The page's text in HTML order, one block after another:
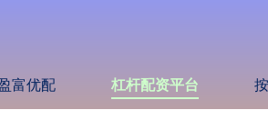
富优配 杠杆配资平台